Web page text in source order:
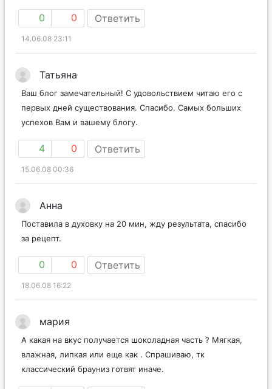
0 0 Ответить
14.06.08 23:11
Татьяна
Ваш блог замечательный! С удовольствием читаю его с
первых дней существования. Спасибо. Самых больших
успехов Вам и вашему блогу.
4 0 Ответить
15.06.08 00:36
Анна
Поставила в духовку на 20 мин, жду результата, спасибо
за рецепт.
0 0 Ответить
18.06.08 16:22
мария
А какая на вкус получается шоколадная часть ? Мягкая,
влажная, липкая или еще как . Спрашиваю, тк
классический брауниз готвят иначе.